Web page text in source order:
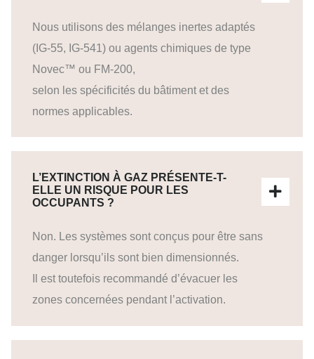
Nous utilisons des mélanges inertes adaptés
(IG-55, IG-541) ou agents chimiques de type
Novec™ ou FM-200,
selon les spécificités du bâtiment et des
normes applicables.
L’EXTINCTION À GAZ PRÉSENTE-T-
ELLE UN RISQUE POUR LES
OCCUPANTS ?
Non. Les systèmes sont conçus pour être sans
danger lorsqu’ils sont bien dimensionnés.
Il est toutefois recommandé d’évacuer les
zones concernées pendant l’activation.